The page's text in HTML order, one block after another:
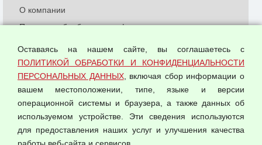
© 2026 ООО "Феникс"
О компании
Политика обработки и конфиденциальности
Согласием на обработку персональных данных
Оферта оптовой купли-продажи
Публичная оферта
Оставаясь на нашем сайте, вы соглашаетесь с
ПОЛИТИКОЙ ОБРАБОТКИ И КОНФИДЕНЦИАЛЬНОСТИ
ПЕРСОНАЛЬНЫХ ДАННЫХ, включая сбор информации о
вашем местоположении, типе, языке и версии
операционной системы и браузера, а также данных об
используемом устройстве. Эти сведения используются
для предоставления наших услуг и улучшения качества